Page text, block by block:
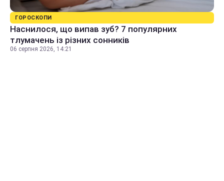
ГОРОСКОПИ
Наснилося, що випав зуб? 7 популярних
тлумачень із різних сонників
06 серпня 2026, 14:21